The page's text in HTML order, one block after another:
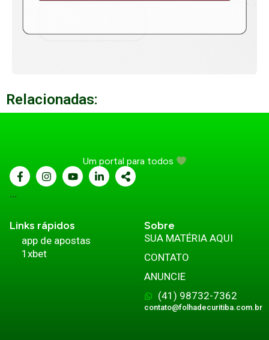
Relacionadas:
Um portal para todos
...
Links rápidos
app de apostas
1xbet
Sobre
SUA MATÉRIA AQUI
CONTATO
ANUNCIE
(41) 98732-7362
contato@folhadecuritiba.com.br